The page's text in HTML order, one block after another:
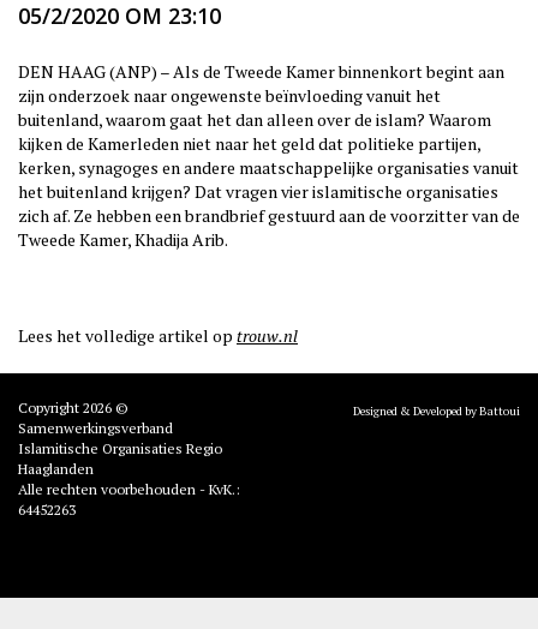
05/2/2020 OM 23:10
DEN HAAG (ANP) – Als de Tweede Kamer binnenkort begint aan
zijn onderzoek naar ongewenste beïnvloeding vanuit het
buitenland, waarom gaat het dan alleen over de islam? Waarom
kijken de Kamerleden niet naar het geld dat politieke partijen,
kerken, synagoges en andere maatschappelijke organisaties vanuit
het buitenland krijgen? Dat vragen vier islamitische organisaties
zich af. Ze hebben een brandbrief gestuurd aan de voorzitter van de
Tweede Kamer, Khadija Arib.
Lees het volledige artikel op trouw.nl
Copyright 2026 ©
Samenwerkingsverband
Islamitische Organisaties Regio
Haaglanden
Alle rechten voorbehouden - KvK.:
64452263
Designed & Developed by Battoui